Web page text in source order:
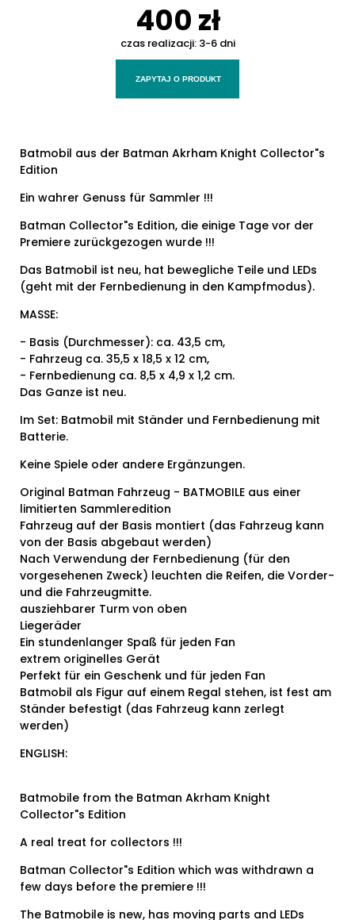
400 zł
czas realizacji: 3-6 dni
ZAPYTAJ O PRODUKT
Batmobil aus der Batman Akrham Knight Collector"s
Edition
Ein wahrer Genuss für Sammler !!!
Batman Collector"s Edition, die einige Tage vor der
Premiere zurückgezogen wurde !!!
Das Batmobil ist neu, hat bewegliche Teile und LEDs
(geht mit der Fernbedienung in den Kampfmodus).
MASSE:
- Basis (Durchmesser): ca. 43,5 cm,
- Fahrzeug ca. 35,5 x 18,5 x 12 cm,
- Fernbedienung ca. 8,5 x 4,9 x 1,2 cm.
Das Ganze ist neu.
Im Set: Batmobil mit Ständer und Fernbedienung mit
Batterie.
Keine Spiele oder andere Ergänzungen.
Original Batman Fahrzeug - BATMOBILE aus einer
limitierten Sammleredition
Fahrzeug auf der Basis montiert (das Fahrzeug kann
von der Basis abgebaut werden)
Nach Verwendung der Fernbedienung (für den
vorgesehenen Zweck) leuchten die Reifen, die Vorder-
und die Fahrzeugmitte.
ausziehbarer Turm von oben
Liegeräder
Ein stundenlanger Spaß für jeden Fan
extrem originelles Gerät
Perfekt für ein Geschenk und für jeden Fan
Batmobil als Figur auf einem Regal stehen, ist fest am
Ständer befestigt (das Fahrzeug kann zerlegt
werden)
ENGLISH:
Batmobile from the Batman Akrham Knight
Collector"s Edition
A real treat for collectors !!!
Batman Collector"s Edition which was withdrawn a
few days before the premiere !!!
The Batmobile is new, has moving parts and LEDs